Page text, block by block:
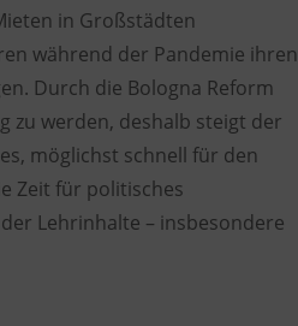
in Großstädten
während der Pandemie ihren
Durch die Bologna Reform
zu werden, deshalb steigt der
möglichst schnell für den
Zeit für politisches
Lehrinhalte – insbesondere